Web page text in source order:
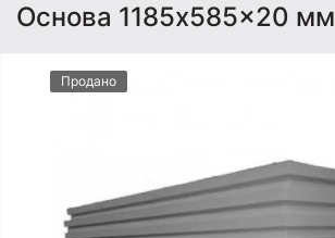
Основа 1185x585x20 мм
Продано